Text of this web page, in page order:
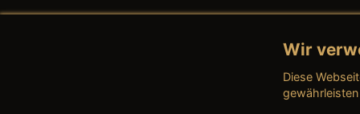
→
Wir
Diese